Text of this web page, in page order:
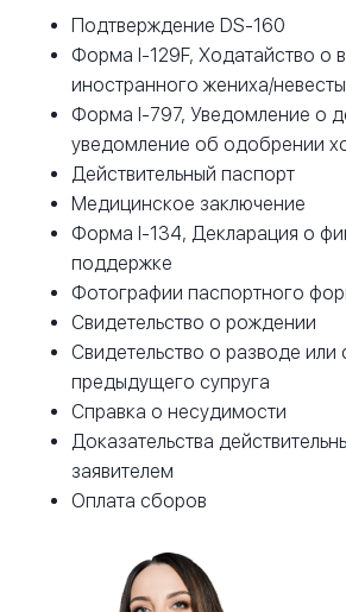
Подтверждение DS-160
Форма I-129F, Ходатайство о
иностранного жениха/невесты
Форма I-797, Уведомление о
уведомление об одобрении
Действительный паспорт
Медицинское заключение
Форма I-134, Декларация о
поддержке
Фотографии паспортного
Свидетельство о рождении
Свидетельство о разводе
предыдущего супруга
Справка о несудимости
Доказательства
заявителем
Оплата сборов